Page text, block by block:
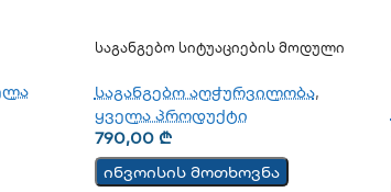
Საგანგებო Სიტუაციების Მოდული
საგანგებო აღჭურვილობა,
ყველა პროდუქტი
790,00 ₾
ინვოისის მოთხოვნა